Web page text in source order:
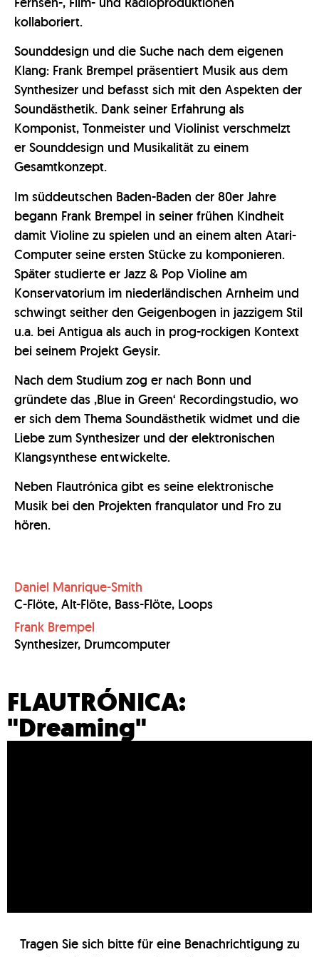
kollaboriert.
Sounddesign und die Suche nach dem eigenen
Klang: Frank Brempel präsentiert Musik aus dem
Synthesizer und befasst sich mit den Aspekten der
Soundästhetik. Dank seiner Erfahrung als
Komponist, Tonmeister und Violinist verschmelzt
er Sounddesign und Musikalität zu einem
Gesamtkonzept.
Im süddeutschen Baden-Baden der 80er Jahre
begann Frank Brempel in seiner frühen Kindheit
damit Violine zu spielen und an einem alten Atari-
Computer seine ersten Stücke zu komponieren.
Später studierte er Jazz & Pop Violine am
Konservatorium im niederländischen Arnheim und
schwingt seither den Geigenbogen in jazzigem Stil
u.a. bei Antigua als auch in prog-rockigen Kontext
bei seinem Projekt Geysir.
Nach dem Studium zog er nach Bonn und
gründete das ‚Blue in Green‘ Recordingstudio, wo
er sich dem Thema Soundästhetik widmet und die
Liebe zum Synthesizer und der elektronischen
Klangsynthese entwickelte.
Neben Flautrónica gibt es seine elektronische
Musik bei den Projekten franqulator und Fro zu
hören.
Daniel Manrique-Smith
C-Flöte, Alt-Flöte, Bass-Flöte, Loops
Frank Brempel
Synthesizer, Drumcomputer
FLAUTRÓNICA:
"Dreaming"
Tragen Sie sich bitte für eine Benachrichtigung zu